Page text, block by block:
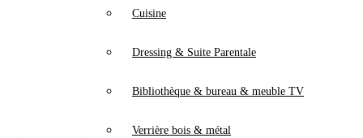
Cuisine
Dressing & Suite Parentale
Bibliothèque & bureau & meuble TV
Verrière bois & métal